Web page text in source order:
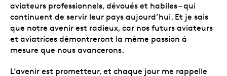
aviateurs professionnels, dévoués et habiles – qui
continuent de servir leur pays aujourd’hui. Et je sais
que notre avenir est radieux, car nos futurs aviateurs
et aviatrices démontreront la même passion à
mesure que nous avancerons.
L’avenir est prometteur, et chaque jour me rappelle